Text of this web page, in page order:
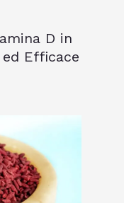
D in
Efficace